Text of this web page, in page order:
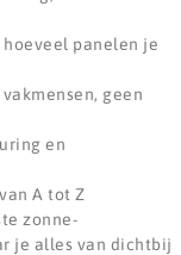
panelen je
geen
en
A tot Z
zonne-
je alles van dichtbij